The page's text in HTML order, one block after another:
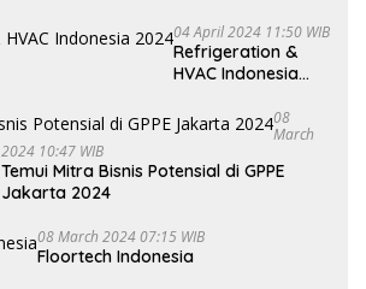
04 April 2024 11:50 WIB
Refrigeration &
HVAC Indonesia
08
March
2024 10:47 WIB
Temui Mitra Bisnis Potensial di GPPE
Jakarta 2024
08 March 2024 07:15 WIB
Floortech Indonesia